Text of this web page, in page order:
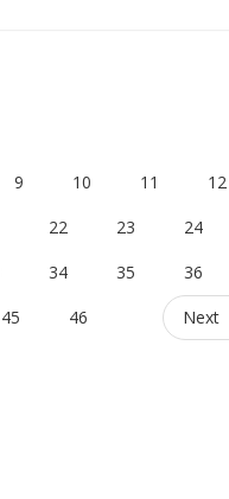
9 10 11
12
22 23
24
34 35
36
45 46 Next